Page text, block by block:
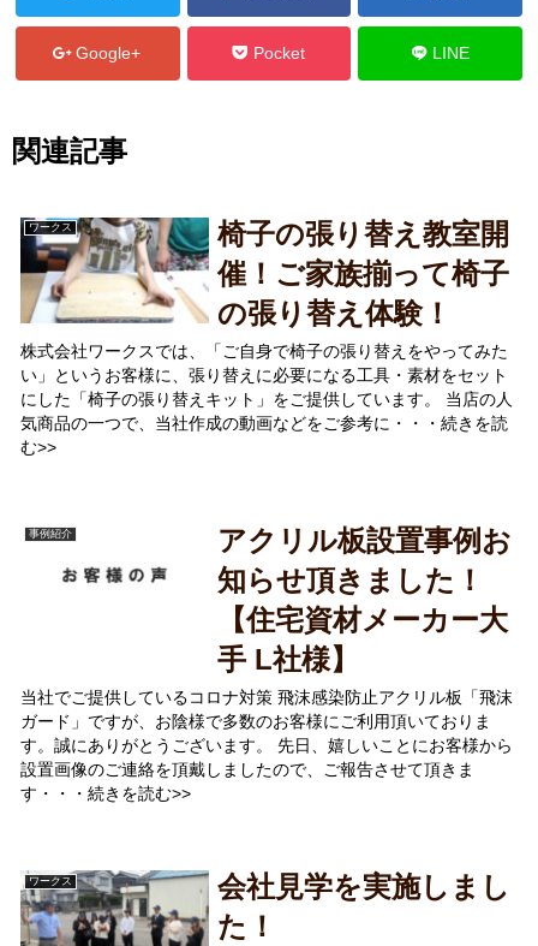
Google+ Pocket LINE
関連記事
ワークス
椅子の張り替え教室開
催！ご家族揃って椅子
の張り替え体験！
株式会社ワークスでは、「ご自身で椅子の張り替えをやってみた
い」というお客様に、張り替えに必要になる工具・素材をセット
にした「椅子の張り替えキット」をご提供しています。 当店の人
気商品の一つで、当社作成の動画などをご参考に・・・続きを読
む>>
事例紹介
アクリル板設置事例お
知らせ頂きました！
【住宅資材メーカー大
手 L社様】
当社でご提供しているコロナ対策 飛沫感染防止アクリル板「飛沫
ガード」ですが、お陰様で多数のお客様にご利用頂いておりま
す。誠にありがとうございます。 先日、嬉しいことにお客様から
設置画像のご連絡を頂戴しましたので、ご報告させて頂きま
す・・・続きを読む>>
ワークス
会社見学を実施しまし
た！